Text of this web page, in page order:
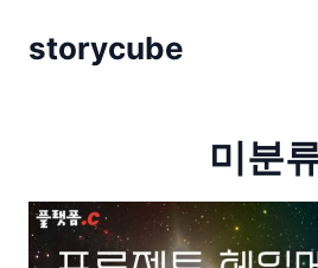
storycube
미분